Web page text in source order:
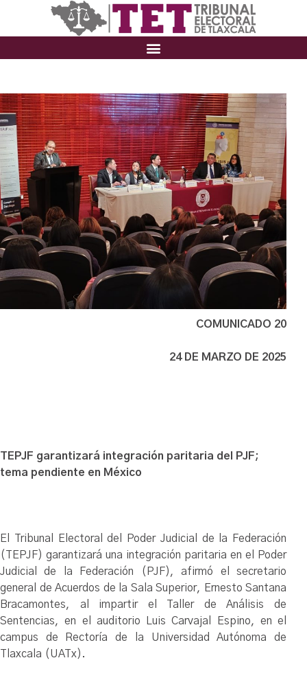
COMUNICADO 20
24 DE MARZO DE 2025
TEPJF garantizará integración paritaria del PJF;
tema pendiente en México
El Tribunal Electoral del Poder Judicial de la Federación
(TEPJF) garantizará una integración paritaria en el Poder
Judicial de la Federación (PJF), afirmó el secretario
general de Acuerdos de la Sala Superior, Ernesto Santana
Bracamontes, al impartir el Taller de Análisis de
Sentencias, en el auditorio Luis Carvajal Espino, en el
campus de Rectoría de la Universidad Autónoma de
Tlaxcala (UATx).